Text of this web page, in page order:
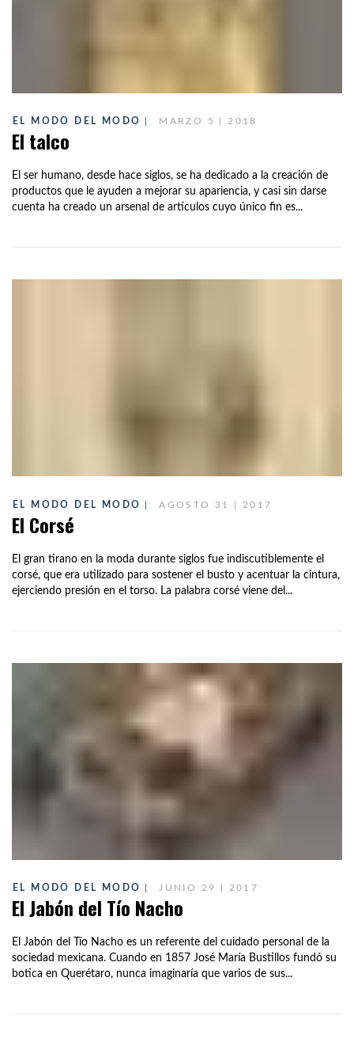
EL MODO DEL MODO MARZO 5 | 2018
El talco
El ser humano, desde hace siglos, se ha dedicado a la creación de
productos que le ayuden a mejorar su apariencia, y casi sin darse
cuenta ha creado un arsenal de artículos cuyo único fin es...
EL MODO DEL MODO AGOSTO 31 | 2017
El Corsé
El gran tirano en la moda durante siglos fue indiscutiblemente el
corsé, que era utilizado para sostener el busto y acentuar la cintura,
ejerciendo presión en el torso. La palabra corsé viene del...
EL MODO DEL MODO JUNIO 29 | 2017
El Jabón del Tío Nacho
El Jabón del Tío Nacho es un referente del cuidado personal de la
sociedad mexicana. Cuando en 1857 José María Bustillos fundó su
botica en Querétaro, nunca imaginaría que varios de sus...